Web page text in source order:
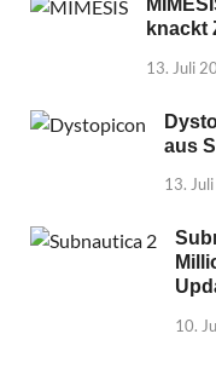
knackt
13. Juli
aus
13.
10.